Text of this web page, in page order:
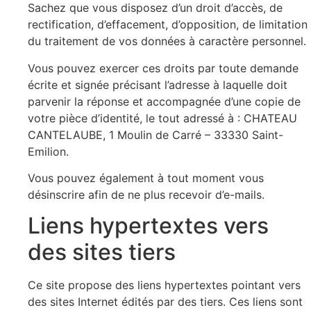
Sachez que vous disposez d’un droit d’accès, de
rectification, d’effacement, d’opposition, de limitation
du traitement de vos données à caractère personnel.
Vous pouvez exercer ces droits par toute demande
écrite et signée précisant l’adresse à laquelle doit
parvenir la réponse et accompagnée d’une copie de
votre pièce d’identité, le tout adressé à : CHATEAU
CANTELAUBE, 1 Moulin de Carré – 33330 Saint-
Emilion.
Vous pouvez également à tout moment vous
désinscrire afin de ne plus recevoir d’e-mails.
Liens hypertextes vers
des sites tiers
Ce site propose des liens hypertextes pointant vers
des sites Internet édités par des tiers. Ces liens sont